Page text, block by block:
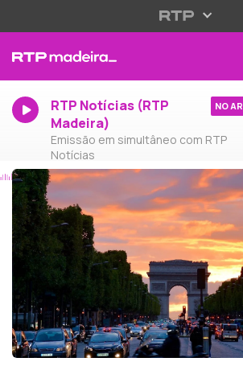
RTP Notícias (RTP
Madeira)
Emissão em simultâneo com RTP
Notícias
NO AR